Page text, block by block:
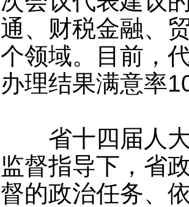
通、财税金融、
个领域。目前，
办理结果满意率
省十四届人大
监督指导下，省
督的政治任务、